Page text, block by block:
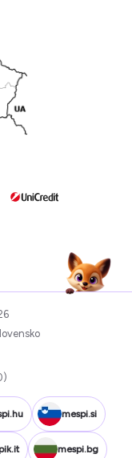
mespi.si
mespi.bg